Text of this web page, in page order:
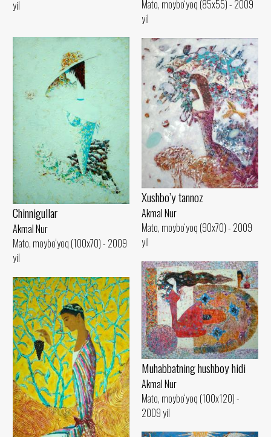
Mato, moybo‘yoq (85x55) - 2009
yil
yil
Chinnigullar
Akmal Nur
Mato, moybo‘yoq (100x70) - 2009
yil
Xushbo’y tannoz
Akmal Nur
Mato, moybo‘yoq (90x70) - 2009
yil
Muhabbatning hushboy hidi
Akmal Nur
Mato, moybo‘yoq (100x120) -
2009 yil